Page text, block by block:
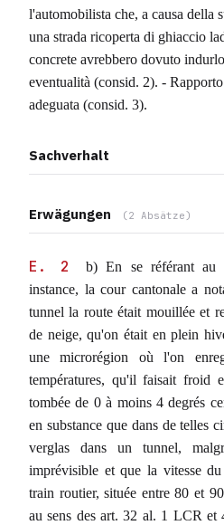
l'automobilista che, a causa della
una strada ricoperta di ghiaccio
concrete avrebbero dovuto
eventualità (consid. 2). -
adeguata (consid. 3).
Sachverhalt
Erwägungen (2 Absätze)
E. 2
b) En se référant au
instance, la cour cantonale a
tunnel la route était mouillée et
de neige, qu'on était en plein
une microrégion où l'on
températures, qu'il faisait froid
tombée de 0 à moins 4 degrés
en substance que dans de telles
verglas dans un tunnel,
imprévisible et que la vitesse
train routier, située entre 80 et
au sens des art. 32 al. 1 LCR